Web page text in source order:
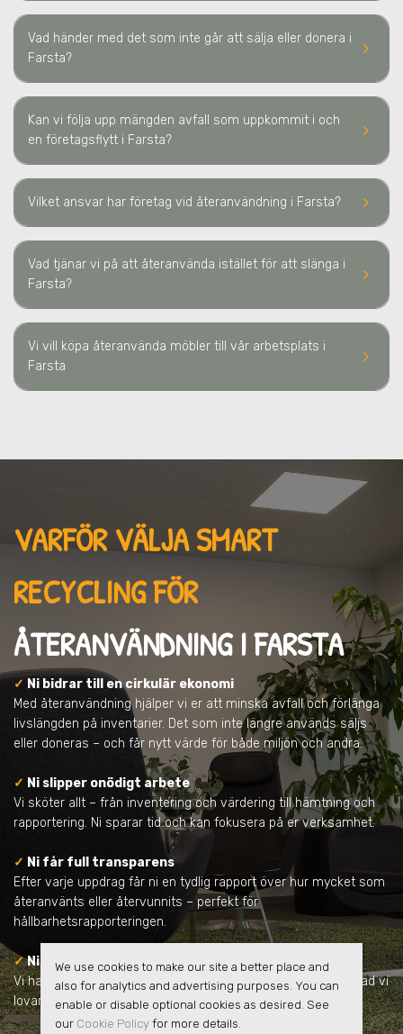
keyboard_arrow_right
Vad händer med det som inte går att sälja eller donera i
Farsta?
keyboard_arrow_right
Kan vi följa upp mängden avfall som uppkommit i och
en företagsflytt i Farsta?
keyboard_arrow_right
Vilket ansvar har företag vid återanvändning i Farsta?
keyboard_arrow_right
Vad tjänar vi på att återanvända istället för att slänga i
Farsta?
keyboard_arrow_right
Vi vill köpa återanvända möbler till vår arbetsplats i
Farsta
VARFÖR VÄLJA SMART
RECYCLING FÖR
ÅTERANVÄNDNING I FARSTA
✓ Ni bidrar till en cirkulär ekonomi
Med återanvändning hjälper vi er att minska avfall och förlänga
livslängden på inventarier. Det som inte längre används säljs
eller doneras – och får nytt värde för både miljön och andra.
✓ Ni slipper onödigt arbete
Vi sköter allt – från inventering och värdering till hämtning och
rapportering. Ni sparar tid och kan fokusera på er verksamhet.
✓ Ni får full transparens
Efter varje uppdrag får ni en tydlig rapport över hur mycket som
återanvänts eller återvunnits – perfekt för
hållbarhetsrapporteringen.
✓Ni samarbetar med en pålitlig partner
Vi har lång erfarenhet, har inga dolda avgifter och vi håller vad vi
lovar.
We use cookies to make our site a better place and
also for analytics and advertising purposes. You can
enable or disable optional cookies as desired. See
our Cookie Policyfor more details.